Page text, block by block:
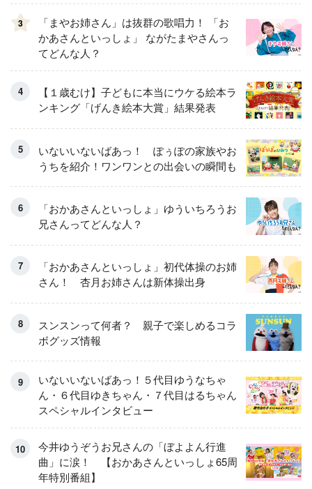
3
「まやお姉さん」は抜群の歌唱力！ 「お
かあさんといっしょ」 ながたまやさんっ
てどんな人？
【１歳むけ】子どもに本当にウケる絵本ラ
ンキング「げんき絵本大賞」結果発表
いないいないばあっ！ ぽぅぽの家族やお
うちを紹介！ワンワンとの出会いの瞬間も
「おかあさんといっしょ」ゆういちろうお
兄さんってどんな人？
「おかあさんといっしょ」初代体操のお姉
さん！ 杏月お姉さんは新体操出身
スンスンって何者？ 親子で楽しめるコラ
ボグッズ情報
いないいないばあっ！５代目ゆうなちゃ
ん・６代目ゆきちゃん・７代目はるちゃん
スペシャルインタビュー
今井ゆうぞうお兄さんの「ぼよよん行進
曲」に涙！ 【おかあさんといっしょ65周
年特別番組】